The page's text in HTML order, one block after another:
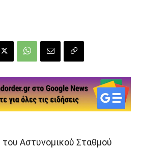
Αστυνομικού Σταθμού